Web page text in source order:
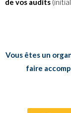
de vos audits
Vous êtes un
faire